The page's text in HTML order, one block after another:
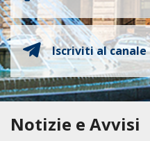
Iscriviti al
Notizie e Avvisi